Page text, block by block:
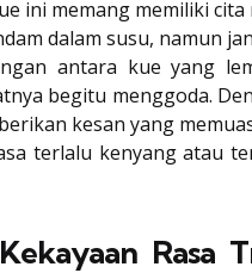
ini memang memiliki cita
dalam susu, namun
antara kue yang
begitu menggoda.
kesan yang
terlalu kenyang atau
Rasa